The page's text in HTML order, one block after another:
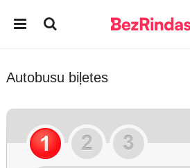
Autobusu biļetes